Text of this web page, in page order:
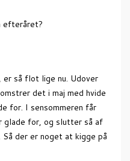
efteråret?
er så flot lige nu. Udover
det i maj med hvide
for. I sensommeren får
glade for, og slutter så af
der er noget at kigge på